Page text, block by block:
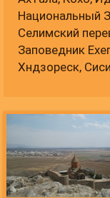
Национальный
Селимский
Заповедник
Хндзореск,